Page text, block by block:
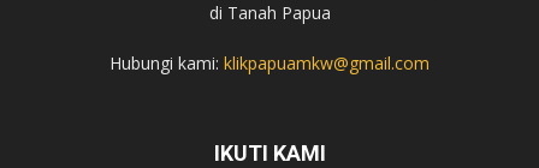
di Tanah Papua
Hubungi kami: klikpapuamkw@gmail.com
IKUTI KAMI